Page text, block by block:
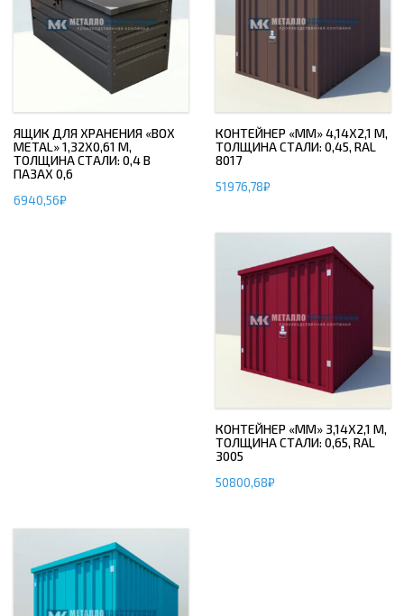
ЯЩИК ДЛЯ ХРАНЕНИЯ «BOX
METAL» 1,32Х0,61 М,
ТОЛЩИНА СТАЛИ: 0,4 В
ПАЗАХ 0,6
6940,56₽
КОНТЕЙНЕР «ММ» 4,14Х2,1 М,
ТОЛЩИНА СТАЛИ: 0,45, RAL
8017
51976,78₽
КОНТЕЙНЕР «ММ» 3,14Х2,1 М,
ТОЛЩИНА СТАЛИ: 0,65, RAL
3005
50800,68₽